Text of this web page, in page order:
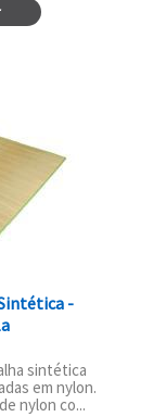
-
sintética
em nylon.
nylon co...